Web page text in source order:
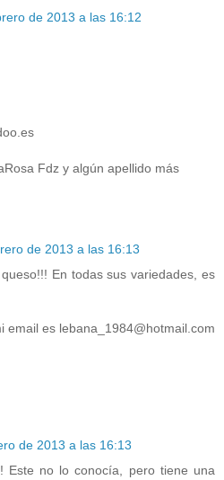
de 2013 a las 16:12
Fdz y algún apellido más
de 2013 a las 16:13
En todas sus variedades, es
email es lebana_1984@hotmail.com
de 2013 a las 16:13
Este no lo conocía, pero tiene una